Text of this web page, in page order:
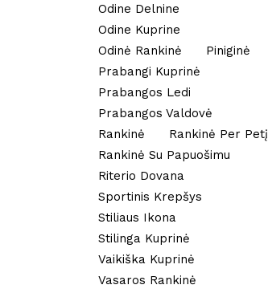
Odine Delnine
Odine Kuprine
Odinė Rankinė
Piniginė
Prabangi Kuprinė
Prabangos Ledi
Prabangos Valdovė
Rankinė
Rankinė Per Petį
Rankinė Su Papuošimu
Riterio Dovana
Sportinis Krepšys
Stiliaus Ikona
Stilinga Kuprinė
Vaikiška Kuprinė
Vasaros Rankinė